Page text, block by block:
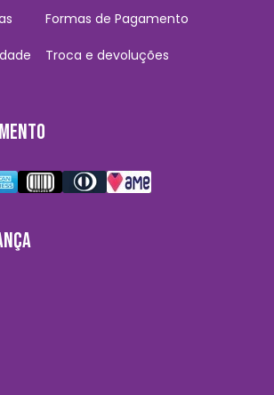
Formas de Pagamento
Troca e devoluções